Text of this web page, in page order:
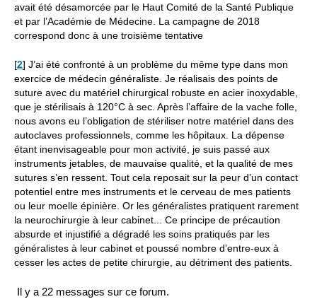
avait été désamorcée par le Haut Comité de la Santé Publique
et par l’Académie de Médecine. La campagne de 2018
correspond donc à une troisième tentative
[2] J’ai été confronté à un problème du même type dans mon
exercice de médecin généraliste. Je réalisais des points de
suture avec du matériel chirurgical robuste en acier inoxydable,
que je stérilisais à 120°C à sec. Après l’affaire de la vache folle,
nous avons eu l’obligation de stériliser notre matériel dans des
autoclaves professionnels, comme les hôpitaux. La dépense
étant inenvisageable pour mon activité, je suis passé aux
instruments jetables, de mauvaise qualité, et la qualité de mes
sutures s’en ressent. Tout cela reposait sur la peur d’un contact
potentiel entre mes instruments et le cerveau de mes patients
ou leur moelle épinière. Or les généralistes pratiquent rarement
la neurochirurgie à leur cabinet... Ce principe de précaution
absurde et injustifié a dégradé les soins pratiqués par les
généralistes à leur cabinet et poussé nombre d’entre-eux à
cesser les actes de petite chirurgie, au détriment des patients.
Il y a 22 messages sur ce forum.